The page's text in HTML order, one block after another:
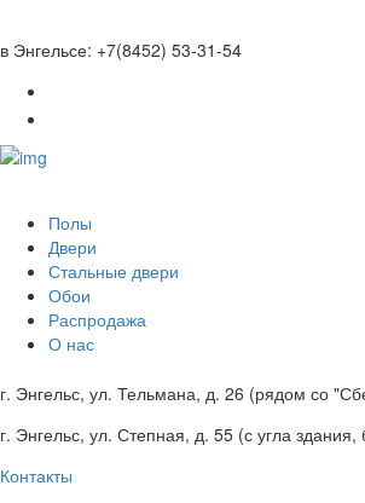
в Энгельсе: +7(8452) 53-31-54
Полы
Двери
Стальные двери
Обои
Распродажа
О нас
г. Энгельс, ул. Тельмана, д. 26 (рядом со
г. Энгельс, ул. Степная, д. 55 (с угла
Контакты